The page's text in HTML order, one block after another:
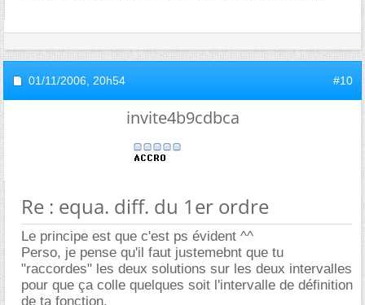
01/11/2006, 20h54 #10
invite4b9cdbca
Re : equa. diff. du 1er ordre
Le principe est que c'est ps évident ^^
Perso, je pense qu'il faut justemebnt que tu
"raccordes" les deux solutions sur les deux intervalles
pour que ça colle quelques soit l'intervalle de définition
de ta fonction.